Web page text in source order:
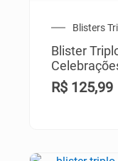
Blisters
Blister
R$ 125,99